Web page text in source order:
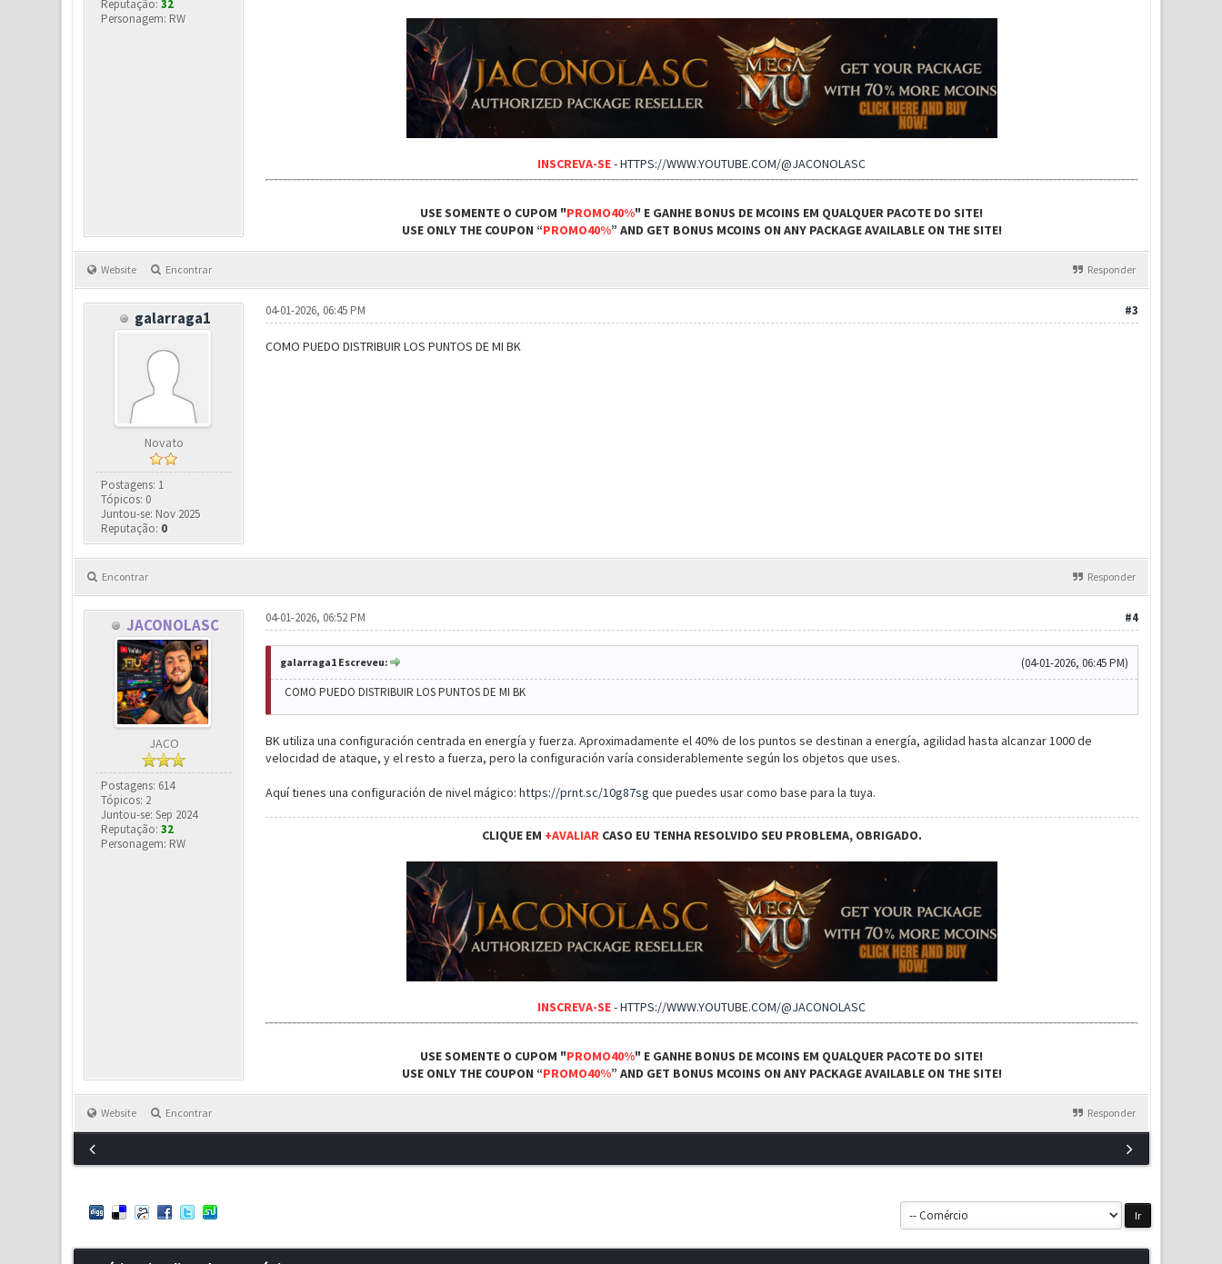
Reputação:32
Personagem: RW
INSCREVA-SE-HTTPS://WWW.YOUTUBE.COM/@JACONOLASC
USE SOMENTE O CUPOM "PROMO40%" E GANHE BONUS DE MCOINS EM QUALQUER PACOTE DO SITE!
USE ONLY THE COUPON “PROMO40%” AND GET BONUS MCOINS ON ANY PACKAGE AVAILABLE ON THE SITE!
Website Encontrar Responder
galarraga1
Novato
Postagens: 1
Tópicos: 0
Juntou-se: Nov 2025
Reputação: 0
#3
04-01-2026, 06:45 PM
COMO PUEDO DISTRIBUIR LOS PUNTOS DE MI BK
Encontrar Responder
JACONOLASC
JACO
Postagens: 614
Tópicos: 2
Juntou-se: Sep 2024
Reputação:32
Personagem: RW
#4
04-01-2026, 06:52 PM
(04-01-2026, 06:45 PM)
galarraga1 Escreveu:
COMO PUEDO DISTRIBUIR LOS PUNTOS DE MI BK
BK utiliza una configuración centrada en energía y fuerza. Aproximadamente el 40% de los puntos se destinan a energía, agilidad hasta alcanzar 1000 de
velocidad de ataque, y el resto a fuerza, pero la configuración varía considerablemente según los objetos que uses.
Aquí tienes una configuración de nivel mágico: https://prnt.sc/10g87sg que puedes usar como base para la tuya.
CLIQUE EM +AVALIARCASO EU TENHA RESOLVIDO SEU PROBLEMA, OBRIGADO.
INSCREVA-SE-HTTPS://WWW.YOUTUBE.COM/@JACONOLASC
USE SOMENTE O CUPOM "PROMO40%" E GANHE BONUS DE MCOINS EM QUALQUER PACOTE DO SITE!
USE ONLY THE COUPON “PROMO40%” AND GET BONUS MCOINS ON ANY PACKAGE AVAILABLE ON THE SITE!
Website Encontrar Responder